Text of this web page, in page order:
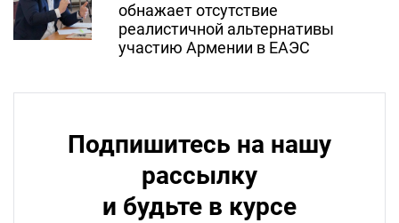
обнажает отсутствие
реалистичной альтернативы
участию Армении в ЕАЭС
Подпишитесь на нашу
рассылку
и будьте в курсе